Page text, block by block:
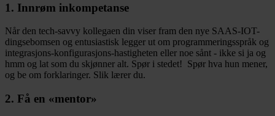
1. Innrøm inkompetanse
Når den tech-savvy kollegaen din viser fram den nye SAAS-IOT-
dingsebomsen og entusiastisk legger ut om programmeringsspråk og
integrasjons-konfigurasjons-hastigheten eller noe sånt - ikke si ja og
hmm og lat som du skjønner alt. Spør i stedet! Spør hva hun mener,
og be om forklaringer. Slik lærer du.
2. Få en «mentor»